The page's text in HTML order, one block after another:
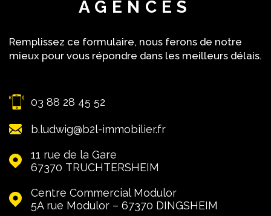
AGENCES
Remplissez ce formulaire, nous ferons de notre
mieux pour vous répondre dans les meilleurs délais.
03 88 28 45 52
b.ludwig@b2l-immobilier.fr
11 rue de la Gare
67370
TRUCHTERSHEIM
Centre Commercial Modulor
5A rue Modulor – 67370
DINGSHEIM